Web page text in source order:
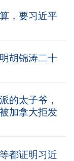
，要习近平
胡锦涛二十
的太子爷，
加拿大拒发
都证明习近